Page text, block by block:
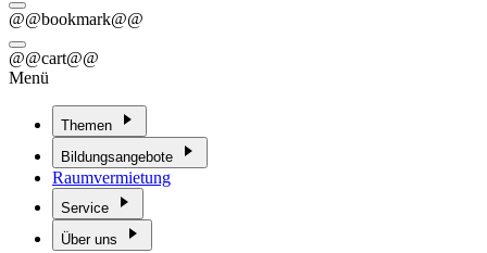
@@bookmark@@
@@cart@@
Menü
Themen
Bildungsangebote
Raumvermietung
Service
Über uns